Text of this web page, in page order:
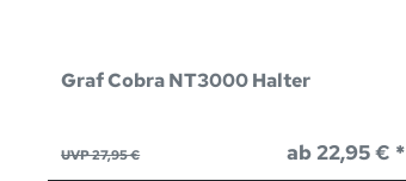
Graf Cobra NT3000 Halter
UVP 27,95 € ab 22,95 € *